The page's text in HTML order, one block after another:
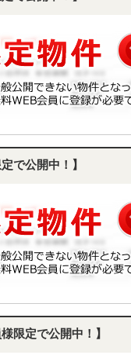
で公開中！】
限定で公開中！】